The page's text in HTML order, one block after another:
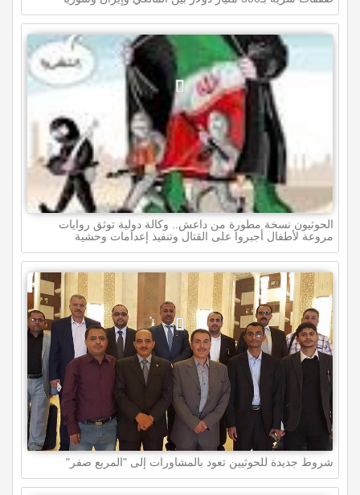
الحوثيون نسخة مطورة من داعش.. وكالة دولية توثق روايات
مروعة لأطفال أجبروا على القتال وتنفيذ إعدامات وحشية
شروط جديدة للحوثيين تعود بالمشاورات إلى "المربع صفر"